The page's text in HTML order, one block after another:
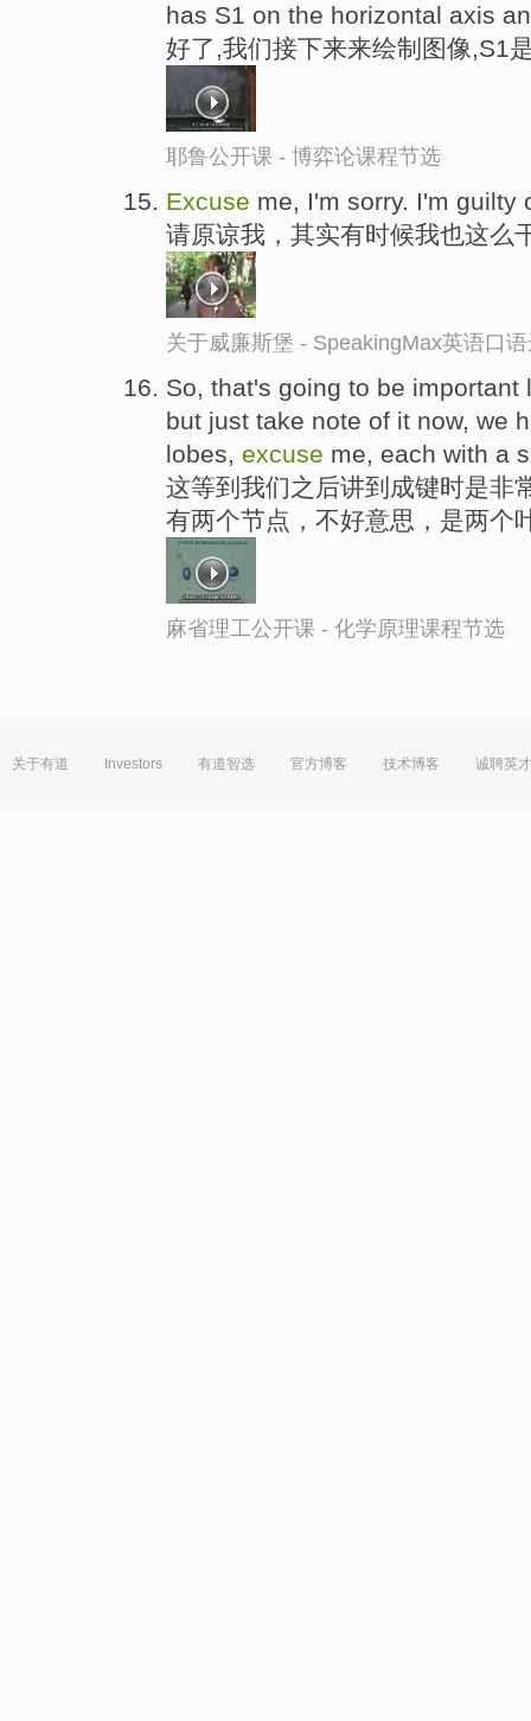
has S1 on the horizontal axis
好了,我们接下来来绘制图像,S1
耶鲁公开课 - 博弈论课程节选
Excuse me, I'm sorry. I'm guilty
请原谅我，其实有时候我也这么
关于威廉斯堡 - SpeakingMax英语口
So, that's going to be
but just take note of it now, we
lobes, excuse me, each with a
这等到我们之后讲到成键时是非
有两个节点，不好意思，是两个
麻省理工公开课 - 化学原理课程节选
关于有道 Investors 有道智选 官方博客 技术博客 诚聘英才